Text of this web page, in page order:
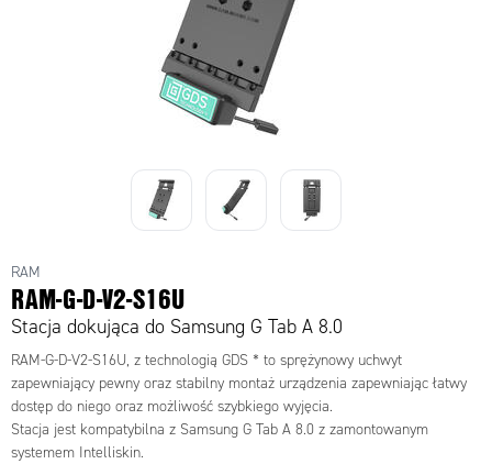
RAM
RAM-G-D-V2-S16U
Stacja dokująca do Samsung G Tab A 8.0
RAM-G-D-V2-S16U, z technologią GDS * to sprężynowy uchwyt
zapewniający pewny oraz stabilny montaż urządzenia zapewniając łatwy
dostęp do niego oraz możliwość szybkiego wyjęcia.
Stacja jest kompatybilna z Samsung G Tab A 8.0 z zamontowanym
systemem Intelliskin.